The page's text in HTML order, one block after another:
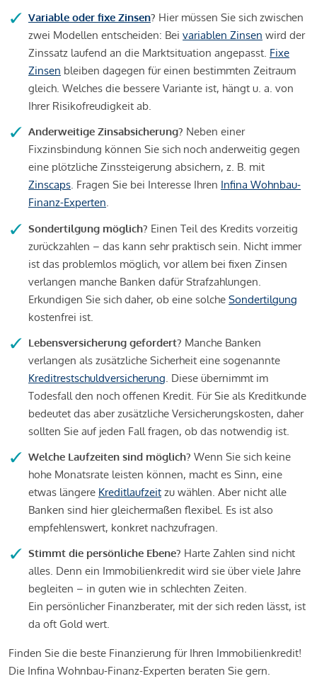
Variable oder fixe Zinsen? Hier müssen Sie sich zwischen
zwei Modellen entscheiden: Bei variablen Zinsen wird der
Zinssatz laufend an die Marktsituation angepasst. Fixe
Zinsen bleiben dagegen für einen bestimmten Zeitraum
gleich. Welches die bessere Variante ist, hängt u. a. von
Ihrer Risikofreudigkeit ab.
Anderweitige Zinsabsicherung? Neben einer
Fixzinsbindung können Sie sich noch anderweitig gegen
eine plötzliche Zinssteigerung absichern, z. B. mit
Zinscaps. Fragen Sie bei Interesse Ihren Infina Wohnbau-
Finanz-Experten.
Sondertilgung möglich? Einen Teil des Kredits vorzeitig
zurückzahlen – das kann sehr praktisch sein. Nicht immer
ist das problemlos möglich, vor allem bei fixen Zinsen
verlangen manche Banken dafür Strafzahlungen.
Erkundigen Sie sich daher, ob eine solche Sondertilgung
kostenfrei ist.
Lebensversicherung gefordert? Manche Banken
verlangen als zusätzliche Sicherheit eine sogenannte
Kreditrestschuldversicherung. Diese übernimmt im
Todesfall den noch offenen Kredit. Für Sie als Kreditkunde
bedeutet das aber zusätzliche Versicherungskosten, daher
sollten Sie auf jeden Fall fragen, ob das notwendig ist.
Welche Laufzeiten sind möglich? Wenn Sie sich keine
hohe Monatsrate leisten können, macht es Sinn, eine
etwas längere Kreditlaufzeit zu wählen. Aber nicht alle
Banken sind hier gleichermaßen flexibel. Es ist also
empfehlenswert, konkret nachzufragen.
Stimmt die persönliche Ebene? Harte Zahlen sind nicht
alles. Denn ein Immobilienkredit wird sie über viele Jahre
begleiten – in guten wie in schlechten Zeiten.
Ein persönlicher Finanzberater, mit der sich reden lässt, ist
da oft Gold wert.
Finden Sie die beste Finanzierung für Ihren Immobilienkredit!
Die Infina Wohnbau-Finanz-Experten beraten Sie gern.